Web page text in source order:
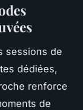
sessions de
dédiées,
renforce
de